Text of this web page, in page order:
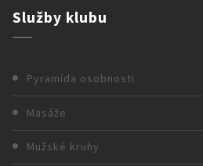
Služby klubu
Pyramída osobnosti
Masáže
Mužské kruhy